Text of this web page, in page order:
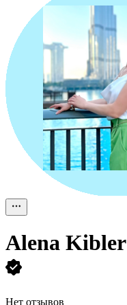
Alena Kibler
Нет отзывов